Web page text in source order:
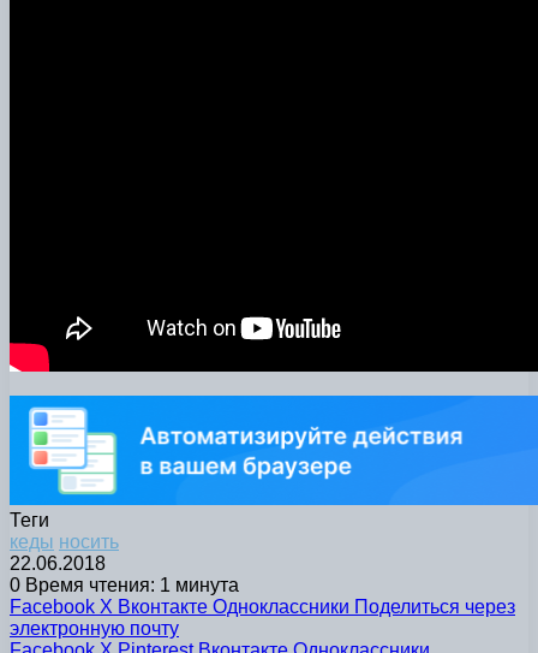
Теги
кеды носить
22.06.2018
0 Время чтения: 1 минута
Facebook X Вконтакте Одноклассники Поделиться через
электронную почту